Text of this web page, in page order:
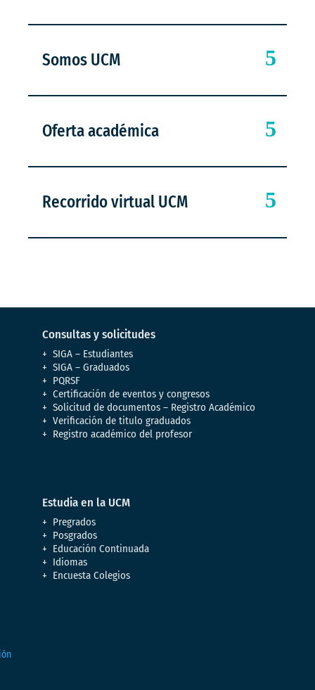
Somos UCM
Oferta académica
Recorrido virtual UCM
Consultas y solicitudes
SIGA – Estudiantes
SIGA – Graduados
PQRSF
Certificación de eventos y congresos
Solicitud de documentos – Registro Académico
Verificación de titulo graduados
Registro académico del profesor
Estudia en la UCM
Pregrados
Posgrados
Educación Continuada
Idiomas
Encuesta Colegios